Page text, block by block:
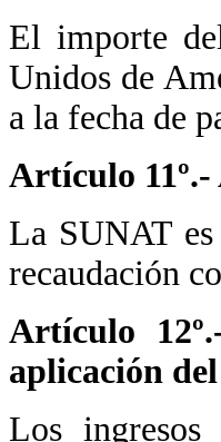
El importe
Unidos de
a la fecha de
Artículo
La SUNAT
recaudación
Artículo
aplicación
Los